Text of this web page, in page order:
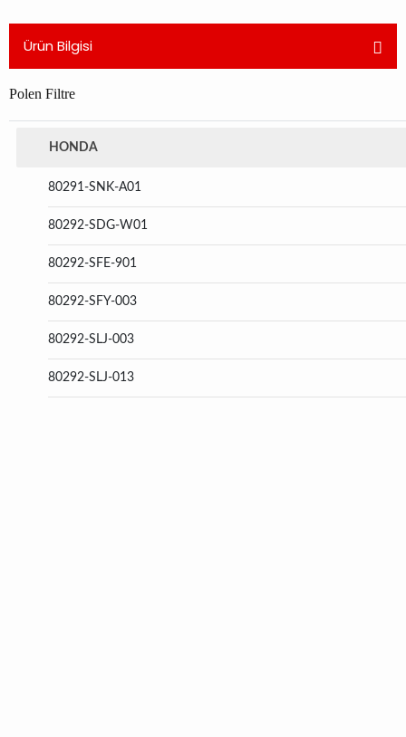
Ürün Bilgisi
Polen Filtre
HONDA
80291-SNK-A01
80292-SDG-W01
80292-SFE-901
80292-SFY-003
80292-SLJ-003
80292-SLJ-013